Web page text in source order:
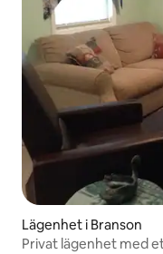
Lägenhet i Branson
Privat lägenhet med